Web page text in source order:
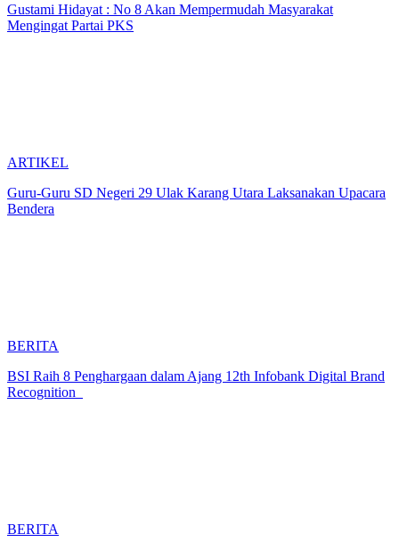
Gustami Hidayat : No 8 Akan Mempermudah Masyarakat
Mengingat Partai PKS
ARTIKEL
Guru-Guru SD Negeri 29 Ulak Karang Utara Laksanakan Upacara
Bendera
BERITA
BSI Raih 8 Penghargaan dalam Ajang 12th Infobank Digital Brand
Recognition
BERITA